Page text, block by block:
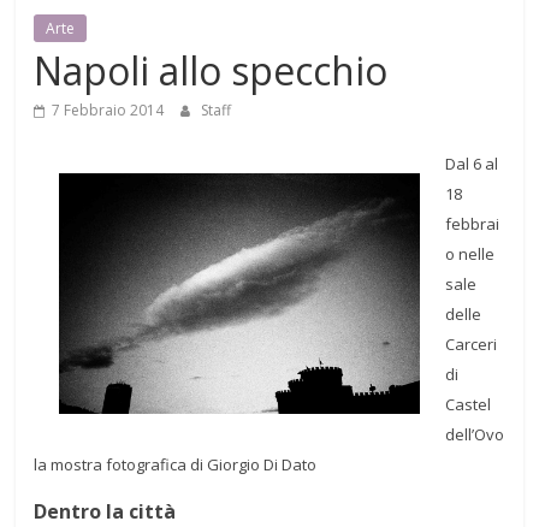
Mensile
arte,
cultura,
Arte
Napoli allo specchio
7 Febbraio 2014 Staff
Dal 6 al
18
febbrai
o nelle
sale
delle
Carceri
di
Castel
dell’Ovo
la mostra fotografica di Giorgio Di Dato
Dentro la città